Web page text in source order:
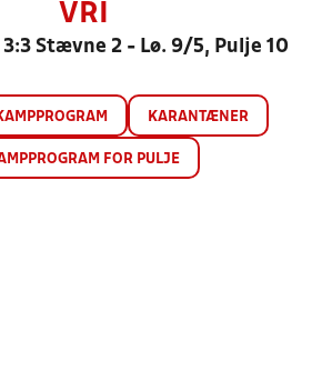
VRI
Stævne 2 - Lø. 9/5, Pulje 10
KARANTÆNER
FOR PULJE